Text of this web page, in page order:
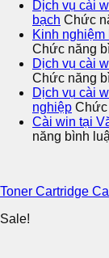
Dịch vụ cài
bạch Chức
Kinh
Chức năng
Dịch vụ cài
Chức năng
Dịch vụ cài
nghiệp Chức
Cài win tại
năng bình
Toner Cartridge
Sale!